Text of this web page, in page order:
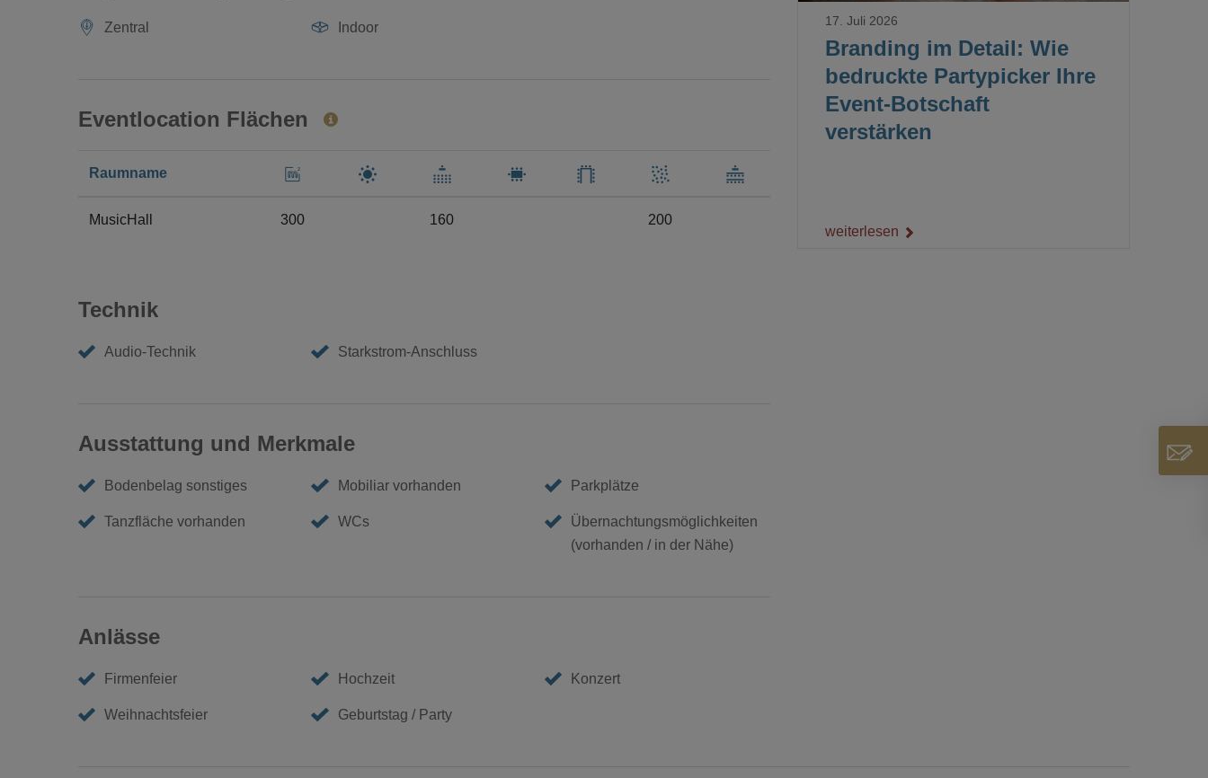
Zentral Indoor
Eventlocation Flächen
Raumname
MusicHall 300 160 200
Technik
Audio-Technik Starkstrom-Anschluss
Ausstattung und Merkmale
Bodenbelag sonstiges Mobiliar vorhanden Parkplätze
Tanzfläche vorhanden WCs
Übernachtungsmöglichkeiten
(vorhanden / in der Nähe)
Anlässe
Firmenfeier Hochzeit Konzert
Weihnachtsfeier Geburtstag / Party
Branding im Detail: Wie
bedruckte Partypicker Ihre
Event-Botschaft
verstärken
17. Juli 2026
weiterlesen